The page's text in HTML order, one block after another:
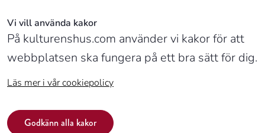
Vi vill använda kakor
På kulturenshus.com använder vi kakor för att
webbplatsen ska fungera på ett bra sätt för dig.
Läs mer i vår cookiepolicy
Godkänn alla kakor